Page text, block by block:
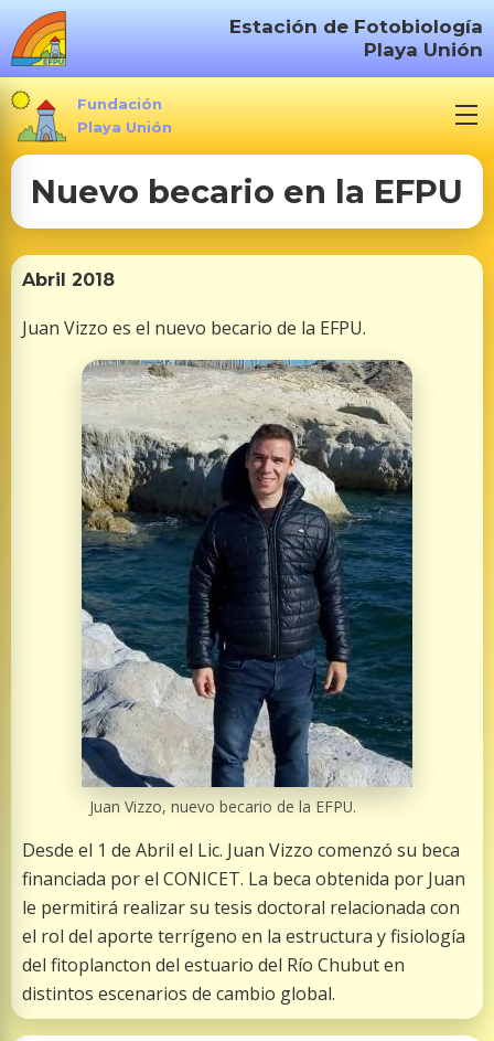
t
Estación de Fotobiología
Playa Unión
Fundación
Playa Unión
Nuevo becario en la EFPU
Abril 2018
Juan Vizzo es el nuevo becario de la EFPU.
Juan Vizzo, nuevo becario de la EFPU.
Desde el 1 de Abril el Lic. Juan Vizzo comenzó su beca
financiada por el CONICET. La beca obtenida por Juan
le permitirá realizar su tesis doctoral relacionada con
el rol del aporte terrígeno en la estructura y fisiología
del fitoplancton del estuario del Río Chubut en
distintos escenarios de cambio global.